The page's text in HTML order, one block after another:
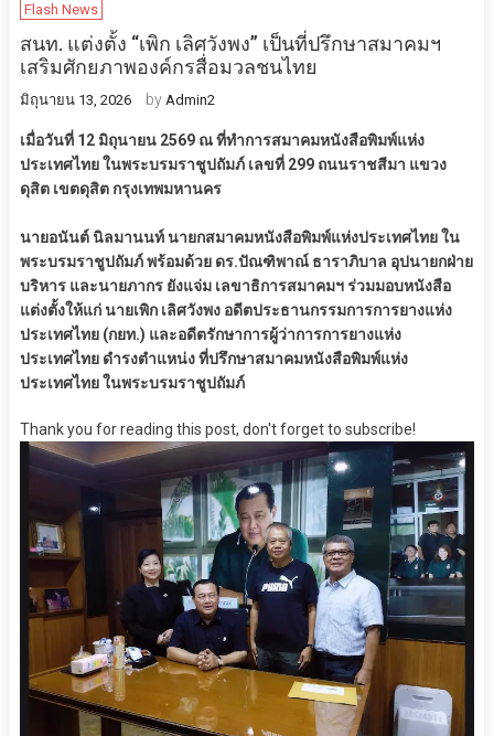
Flash News
สนท. แต่งตั้ง “เพิก เลิศวังพง” เป็นที่ปรึกษาสมาคมฯ
เสริมศักยภาพองค์กรสื่อมวลชนไทย
มิถุนายน 13, 2026 by Admin2
เมื่อวันที่ 12 มิถุนายน 2569 ณ ที่ทำการสมาคมหนังสือพิมพ์แห่ง
ประเทศไทย ในพระบรมราชูปถัมภ์ เลขที่ 299 ถนนราชสีมา แขวง
ดุสิต เขตดุสิต กรุงเทพมหานคร
นายอนันต์ นิลมานนท์ นายกสมาคมหนังสือพิมพ์แห่งประเทศไทย ใน
พระบรมราชูปถัมภ์ พร้อมด้วย ดร.ปัณฑิพาณ์ ธาราภิบาล อุปนายกฝ่าย
บริหาร และนายภากร ยังแจ่ม เลขาธิการสมาคมฯ ร่วมมอบหนังสือ
แต่งตั้งให้แก่ นายเพิก เลิศวังพง อดีตประธานกรรมการการยางแห่ง
ประเทศไทย (กยท.) และอดีตรักษาการผู้ว่าการการยางแห่ง
ประเทศไทย ดำรงตำแหน่ง ที่ปรึกษาสมาคมหนังสือพิมพ์แห่ง
ประเทศไทย ในพระบรมราชูปถัมภ์
Thank you for reading this post, don't forget to subscribe!